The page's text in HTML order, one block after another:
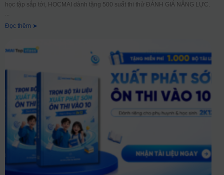
học tập sắp tới, HOCMAI dành tặng 500 suất thi thử ĐÁNH GIÁ NĂNG LỰC.
Đọc thêm ➤